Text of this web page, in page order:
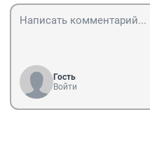
Гость
Войти